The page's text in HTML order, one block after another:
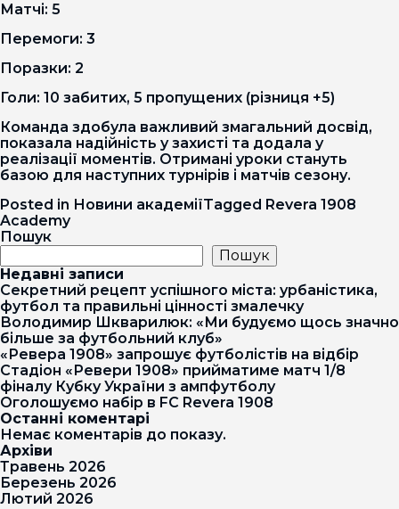
Матчі: 5
Перемоги: 3
Поразки: 2
Голи: 10 забитих, 5 пропущених (різниця +5)
Команда здобула важливий змагальний досвід,
показала надійність у захисті та додала у
реалізації моментів. Отримані уроки стануть
базою для наступних турнірів і матчів сезону.
Posted in Новини академіїTagged Revera 1908
Academy
Пошук
Пошук
Недавні записи
Секретний рецепт успішного міста: урбаністика,
футбол та правильні цінності змалечку
Володимир Шкварилюк: «Ми будуємо щось значно
більше за футбольний клуб»
«Ревера 1908» запрошує футболістів на відбір
Стадіон «Ревери 1908» прийматиме матч 1/8
фіналу Кубку України з ампфутболу
Оголошуємо набір в FC Revera 1908
Останні коментарі
Немає коментарів до показу.
Архіви
Травень 2026
Березень 2026
Лютий 2026